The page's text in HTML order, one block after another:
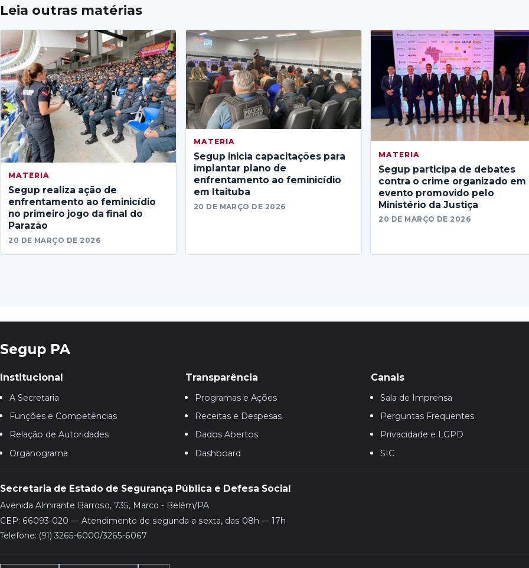
Leia outras matérias
MATERIA
Segup realiza ação de
enfrentamento ao feminicídio
no primeiro jogo da final do
Parazão
20 DE MARÇO DE 2026
MATERIA
Segup inicia capacitações para
implantar plano de
enfrentamento ao feminicídio
em Itaituba
20 DE MARÇO DE 2026
MATERIA
Segup participa de debates
contra o crime organizado em
evento promovido pelo
Ministério da Justiça
20 DE MARÇO DE 2026
Segup PA
Institucional
A Secretaria
Funções e Competências
Relação de Autoridades
Organograma
Transparência
Programas e Ações
Receitas e Despesas
Dados Abertos
Dashboard
Canais
Sala de Imprensa
Perguntas Frequentes
Privacidade e LGPD
SIC
Secretaria de Estado de Segurança Pública e Defesa Social
Avenida Almirante Barroso, 735, Marco - Belém/PA
CEP: 66093-020 — Atendimento de segunda a sexta, das 08h — 17h
Telefone: (91) 3265-6000/3265-6067